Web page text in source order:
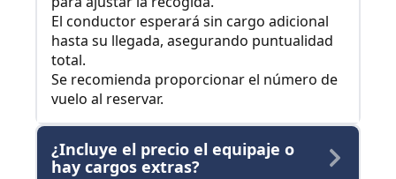
El conductor esperará sin cargo adicional
hasta su llegada, asegurando puntualidad
total.
Se recomienda proporcionar el número de
vuelo al reservar.
¿Incluye el precio el equipaje o
hay cargos extras?